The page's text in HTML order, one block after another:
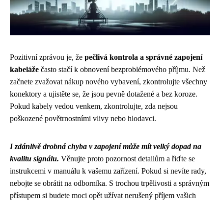
Pozitivní zprávou je, že pečlivá kontrola a správné zapojení
kabeláže často stačí k obnovení bezproblémového příjmu. Než
začnete zvažovat nákup nového vybavení, zkontrolujte všechny
konektory a ujistěte se, že jsou pevně dotažené a bez koroze.
Pokud kabely vedou venkem, zkontrolujte, zda nejsou
poškozené povětrnostními vlivy nebo hlodavci.
I zdánlivě drobná chyba v zapojení může mít velký dopad na
kvalitu signálu. Věnujte proto pozornost detailům a řiďte se
instrukcemi v manuálu k vašemu zařízení. Pokud si nevíte rady,
nebojte se obrátit na odborníka. S trochou trpělivosti a správným
přístupem si budete moci opět užívat nerušený příjem vašich